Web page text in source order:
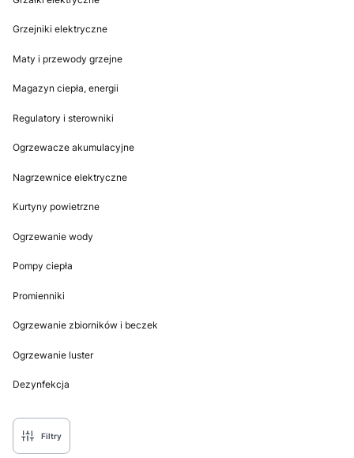
Grzejniki elektryczne
Maty i przewody grzejne
Magazyn ciepła, energii
Regulatory i sterowniki
Ogrzewacze akumulacyjne
Nagrzewnice elektryczne
Kurtyny powietrzne
Ogrzewanie wody
Pompy ciepła
Promienniki
Ogrzewanie zbiorników i beczek
Ogrzewanie luster
Dezynfekcja
Filtry